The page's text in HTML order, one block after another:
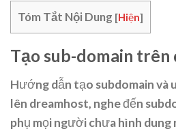
Tóm Tắt Nội Dung [Hiện]
Tạo sub-domain trên
Hướng dẫn tạo subdomain và
lên dreamhost, nghe đến
phụ mọi người chưa hình dung